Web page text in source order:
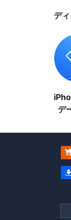
デ
デ